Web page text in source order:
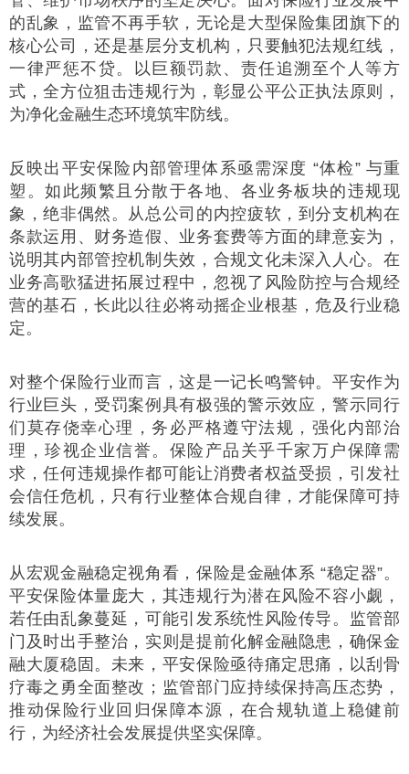
的乱象，监管不再手软，无论是大型保险集团旗下的
核心公司，还是基层分支机构，只要触犯法规红线，
一律严惩不贷。以巨额罚款、责任追溯至个人等方
式，全方位狙击违规行为，彰显公平公正执法原则，
为净化金融生态环境筑牢防线。
反映出平安保险内部管理体系亟需深度 “体检” 与重
塑。如此频繁且分散于各地、各业务板块的违规现
象，绝非偶然。从总公司的内控疲软，到分支机构在
条款运用、财务造假、业务套费等方面的肆意妄为，
说明其内部管控机制失效，合规文化未深入人心。在
业务高歌猛进拓展过程中，忽视了风险防控与合规经
营的基石，长此以往必将动摇企业根基，危及行业稳
定。
对整个保险行业而言，这是一记长鸣警钟。平安作为
行业巨头，受罚案例具有极强的警示效应，警示同行
们莫存侥幸心理，务必严格遵守法规，强化内部治
理，珍视企业信誉。保险产品关乎千家万户保障需
求，任何违规操作都可能让消费者权益受损，引发社
会信任危机，只有行业整体合规自律，才能保障可持
续发展。
从宏观金融稳定视角看，保险是金融体系 “稳定器”。
平安保险体量庞大，其违规行为潜在风险不容小觑，
若任由乱象蔓延，可能引发系统性风险传导。监管部
门及时出手整治，实则是提前化解金融隐患，确保金
融大厦稳固。未来，平安保险亟待痛定思痛，以刮骨
疗毒之勇全面整改；监管部门应持续保持高压态势，
推动保险行业回归保障本源，在合规轨道上稳健前
行，为经济社会发展提供坚实保障。